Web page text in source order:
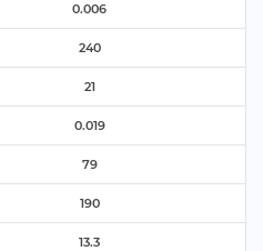
0.006
240
21
0.019
79
190
13.3